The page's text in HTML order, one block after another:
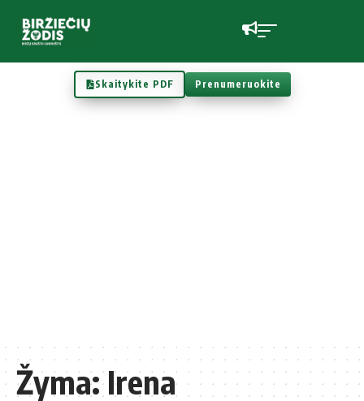
Skaitykite PDF Prenumeruokite
Žyma:Irena